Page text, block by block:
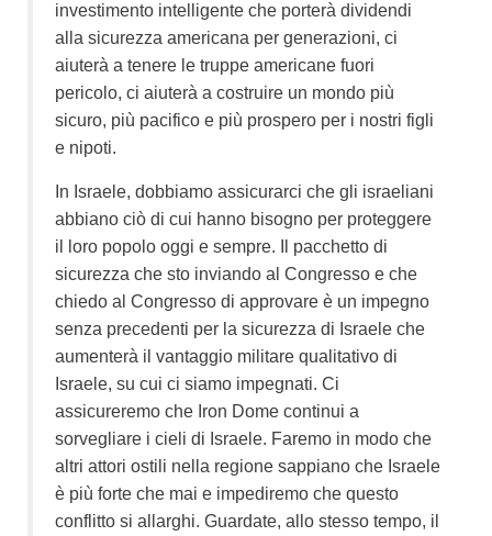
investimento intelligente che porterà dividendi
alla sicurezza americana per generazioni, ci
aiuterà a tenere le truppe americane fuori
pericolo, ci aiuterà a costruire un mondo più
sicuro, più pacifico e più prospero per i nostri figli
e nipoti.
In Israele, dobbiamo assicurarci che gli israeliani
abbiano ciò di cui hanno bisogno per proteggere
il loro popolo oggi e sempre. Il pacchetto di
sicurezza che sto inviando al Congresso e che
chiedo al Congresso di approvare è un impegno
senza precedenti per la sicurezza di Israele che
aumenterà il vantaggio militare qualitativo di
Israele, su cui ci siamo impegnati. Ci
assicureremo che Iron Dome continui a
sorvegliare i cieli di Israele. Faremo in modo che
altri attori ostili nella regione sappiano che Israele
è più forte che mai e impediremo che questo
conflitto si allarghi. Guardate, allo stesso tempo, il